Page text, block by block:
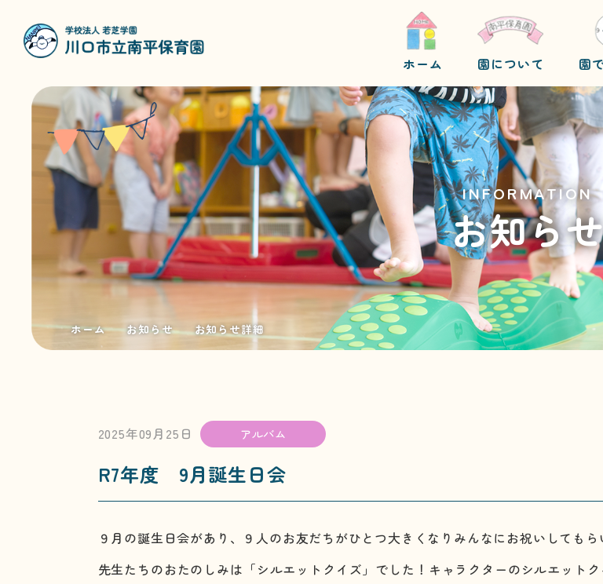
ホーム 園について 園
INFORMATION
お知ら
ホーム お知らせ お知らせ詳細
2025年09月25日 アルバム
R7年度 9月誕生日会
９月の誕生日会があり、９人のお友だちがひとつ大きくなりみんなにお祝いしてもら
先生たちのおたのしみは「シルエットクイズ」でした！キャラクターのシルエット